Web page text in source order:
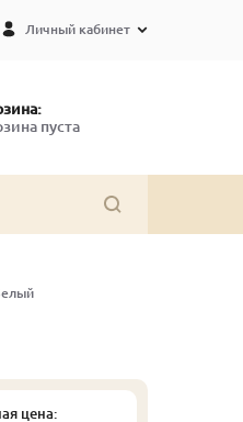
Личный кабинет
пуста
цена: